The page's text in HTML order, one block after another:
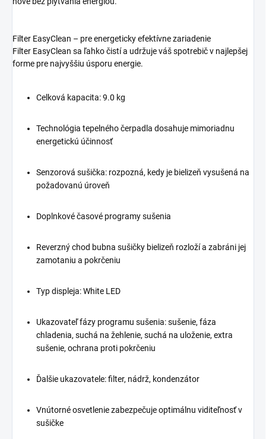
Filter EasyClean – pre energeticky efektívne zariadenie
Filter EasyClean sa ľahko čistí a udržuje váš spotrebič v najlepšej
forme pre najvyššiu úsporu energie.
Celková kapacita: 9.0 kg
Technológia tepelného čerpadla dosahuje mimoriadnu
energetickú účinnosť
Senzorová sušička: rozpozná, kedy je bielizeň vysušená na
požadovanú úroveň
Doplnkové časové programy sušenia
Reverzný chod bubna sušičky bielizeň rozloží a zabráni jej
zamotaniu a pokrčeniu
Typ displeja: White LED
Ukazovateľ fázy programu sušenia: sušenie, fáza
chladenia, suchá na žehlenie, suchá na uloženie, extra
sušenie, ochrana proti pokrčeniu
Ďalšie ukazovatele: filter, nádrž, kondenzátor
Vnútorné osvetlenie zabezpečuje optimálnu viditeľnosť v
sušičke